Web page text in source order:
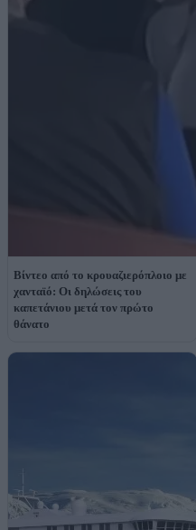
Βίντεο από το κρουαζιερόπλοιο με
χανταϊό: Οι δηλώσεις του
καπετάνιου μετά τον πρώτο
θάνατο